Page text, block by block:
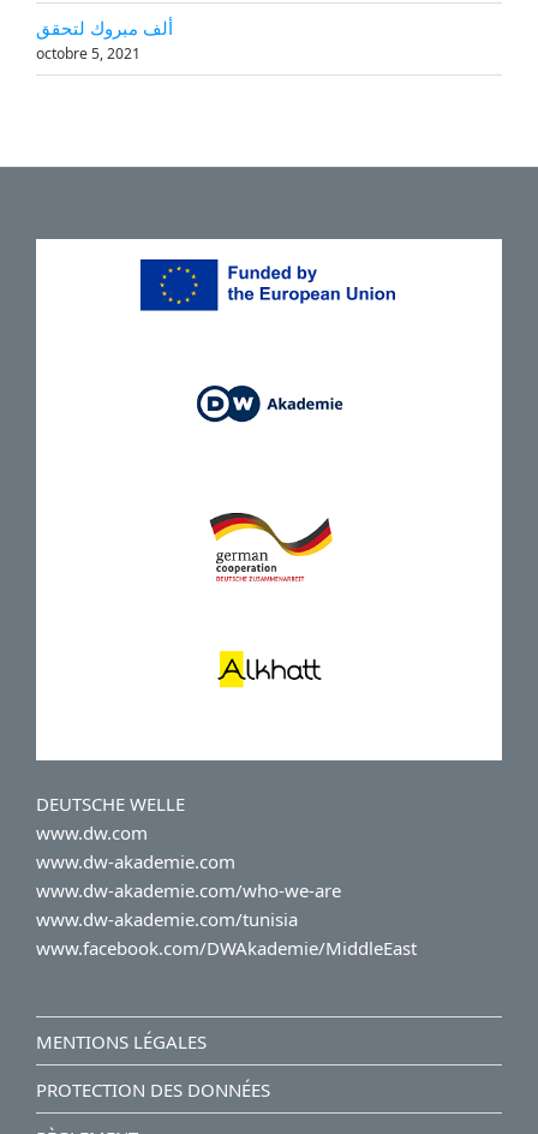
ألف مبروك لتحقق
octobre 5, 2021
DEUTSCHE WELLE
www.dw.com
www.dw-akademie.com
www.dw-akademie.com/who-we-are
www.dw-akademie.com/tunisia
www.facebook.com/DWAkademie/MiddleEast
MENTIONS LÉGALES
PROTECTION DES DONNÉES